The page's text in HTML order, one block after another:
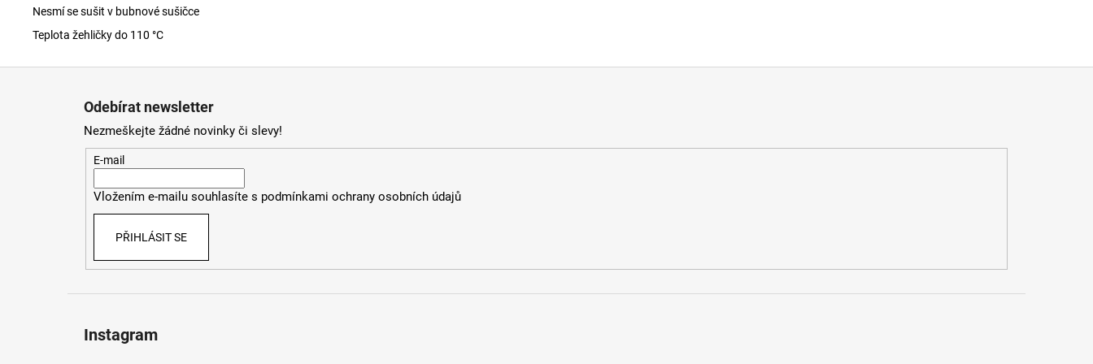
Nesmí se sušit v bubnové sušičce
Teplota žehličky do 110 °C
Odebírat newsletter
Nezmeškejte žádné novinky či slevy!
E-mail
Vložením e-mailu souhlasíte s podmínkami ochrany osobních údajů
PŘIHLÁSIT SE
Instagram